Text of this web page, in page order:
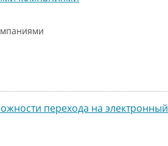
перехода на электронный